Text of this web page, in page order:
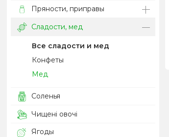
Пряности, приправы
Сладости, мед
Все сладости и мед
Конфеты
Мед
Соленья
Чищені овочі
Ягоды